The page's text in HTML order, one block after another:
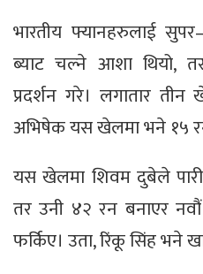
भारतीय फ्यानहरुलाई
ब्याट चल्ने आशा थियो,
प्रदर्शन गरे। लगातार
अभिषेक यस खेलमा भने १५
यस खेलमा शिवम दुबेले पारी
तर उनी ४२ रन बनाएर
फर्किए। उता, रिंकू सिंह भने